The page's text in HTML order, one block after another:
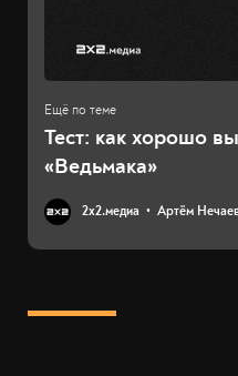
Тест: как хорошо
«Ведьмака»
2х2.медиа Артём